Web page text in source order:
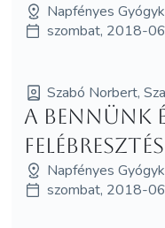
Napfényes
szombat, 2018-
Szabó Norbert,
A bennünk
Napfényes
szombat, 2018-